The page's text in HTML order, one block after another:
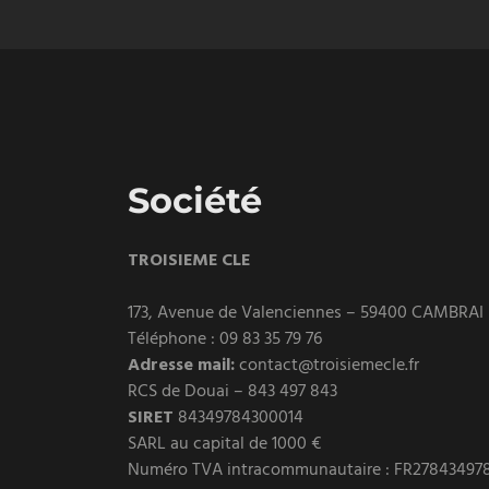
Société
TROISIEME CLE
173, Avenue de Valenciennes – 59400 CAMBRAI
Téléphone : 09 83 35 79 76
Adresse mail:contact@troisiemecle.fr
RCS de Douai – 843 497 843
SIRET 84349784300014
SARL au capital de 1000 €
Numéro TVA intracommunautaire :